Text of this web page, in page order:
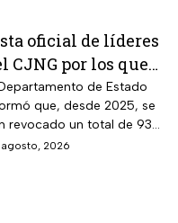
oficial de líderes
CJNG por los que
ofrece millonaria
de Estado
que, desde 2025, se
revocado un total de 93
a familiares y socios de
2026